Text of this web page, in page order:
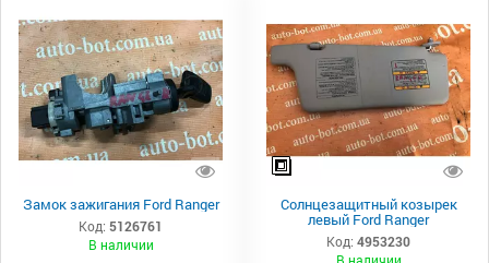
Замок зажигания Ford Ranger
Код: 5126761
В наличии
Солнцезащитный козырек
левый Ford Ranger
Код: 4953230